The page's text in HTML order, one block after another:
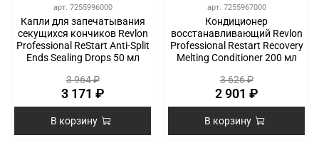
арт. 7255996000
Капли для запечатывания
секущихся кончиков Revlon
Professional ReStart Anti-Split
Ends Sealing Drops 50 мл
3 964 ₽
3 171 ₽
В корзину
арт. 7255967000
Кондиционер
восстанавливающий Revlon
Professional Restart Recovery
Melting Conditioner 200 мл
3 626 ₽
2 901 ₽
В корзину